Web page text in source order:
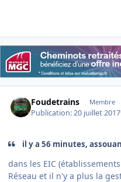
Foudetrains Membre
Publication:20 juillet 2017
il y a 56 minutes,
dans les EIC
Réseau et il n'y a plus la